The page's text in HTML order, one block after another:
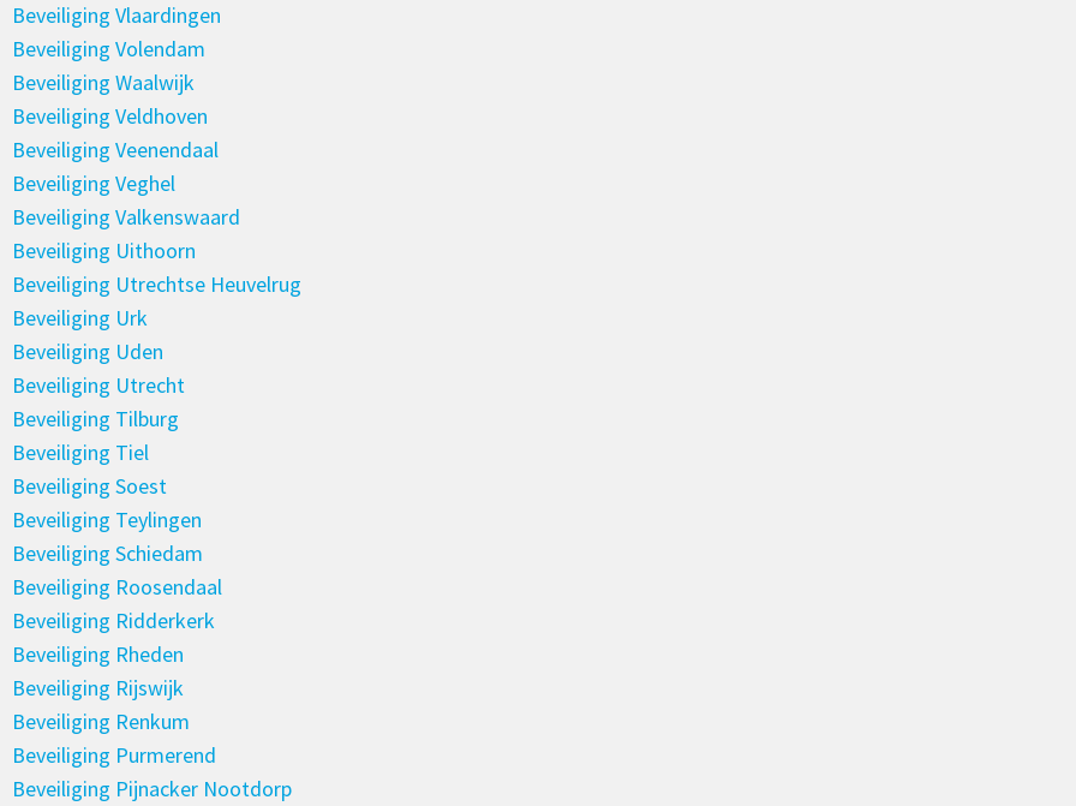
Beveiliging Vlaardingen
Beveiliging Volendam
Beveiliging Waalwijk
Beveiliging Veldhoven
Beveiliging Veenendaal
Beveiliging Veghel
Beveiliging Valkenswaard
Beveiliging Uithoorn
Beveiliging Utrechtse Heuvelrug
Beveiliging Urk
Beveiliging Uden
Beveiliging Utrecht
Beveiliging Tilburg
Beveiliging Tiel
Beveiliging Soest
Beveiliging Teylingen
Beveiliging Schiedam
Beveiliging Roosendaal
Beveiliging Ridderkerk
Beveiliging Rheden
Beveiliging Rijswijk
Beveiliging Renkum
Beveiliging Purmerend
Beveiliging Pijnacker Nootdorp